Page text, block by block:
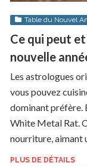
Table du Nouvel
Ce qui peut
nouvelle
Les astrologues
vous pouvez
dominant préfère.
White Metal Rat.
nourriture, aimant
PLUS DE DÉTAILS